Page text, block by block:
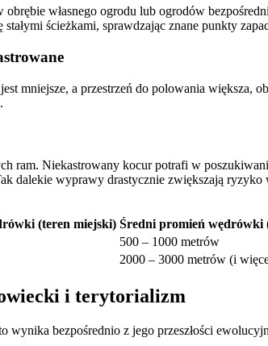
własnego ogrodu lub ogrodów
ścieżkami, sprawdzając znane punkty
mniejsze, a przestrzeń do polowania większa,
.
ram. Niekastrowany kocur potrafi w
dalekie wyprawy drastycznie zwiększają
(teren miejski) Średni promień wędrówki
500 – 1000 metrów
2000 – 3000 metrów (i
i terytorializm
bezpośrednio z jego przeszłości